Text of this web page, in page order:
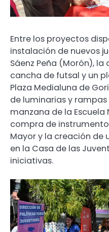
Entre los proyectos
instalación de nuevos
Sáenz Peña (Morón),
cancha de futsal y un
Plaza Medialuna de
de luminarias y
manzana de la Escuela
compra de
Mayor y la creación de
en la Casa de las
iniciativas.